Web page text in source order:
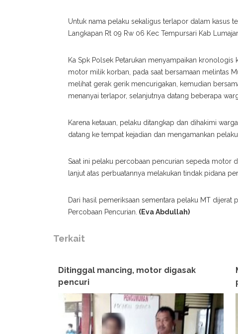
Untuk nama pelaku sekaligus terlapor dalam kasus
Langkapan Rt 09 Rw 06 Kec Tempursari Kab
Ka Spk Polsek Petarukan menyampaikan
motor milik korban, pada saat bersamaan melintas
melihat gerak gerik mencurigakan, kemudian
menanyai terlapor, selanjutnya datang beberapa
Karena ketauan, pelaku ditangkap dan dihakimi
datang ke tempat kejadian dan mengamankan
Saat ini pelaku percobaan pencurian sepeda motor
lanjut atas perbuatannya melakukan tindak pidana
Dari hasil pemeriksaan sementara pelaku MT dijerat
Percobaan Pencurian. (Eva Abdullah)
Terkait
Ditinggal mancing, motor digasak
pencuri